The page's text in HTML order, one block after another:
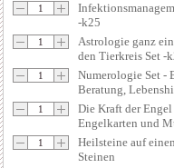
-k25
Astrologie ganz
den Tierkreis Set -
Numerologie Set -
Beratung,
Die Kraft der
Engelkarten und
Heilsteine auf
Steinen